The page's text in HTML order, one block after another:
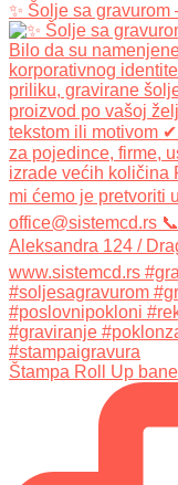
✨ Šolje sa
Štampa Roll Up